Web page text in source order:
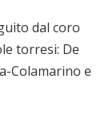
dal coro
torresi: De
Colamarino e